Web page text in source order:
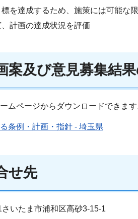
を達成するため、施策には可能な
計画の達成状況を評価
案及び意見募集結
ムページからダウンロードできます
条例・計画・指針 - 埼玉県
せ先
いたま市浦和区高砂3-15-1